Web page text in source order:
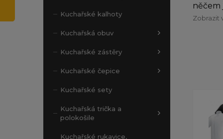
Kuchařské kalhoty
Kuchařská obuv
Kuchařské zástěry
Kuchařské čepice
Kuchařské sety
Kuchařská trička a
polokošile
Kuchařské rukavice,
něčem
Zobrazit